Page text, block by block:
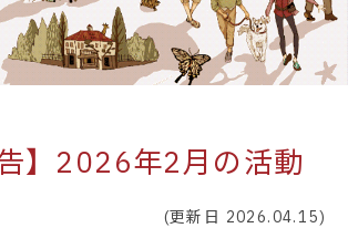
告】2026年2月の活動
(更新日 2026.04.15)